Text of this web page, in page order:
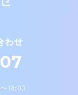
わせ
18:00